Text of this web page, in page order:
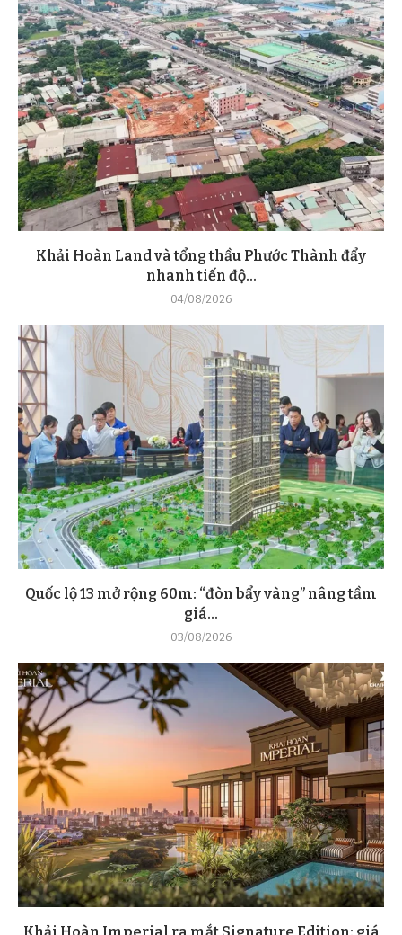
Khải Hoàn Land và tổng thầu Phước Thành đẩy
nhanh tiến độ...
04/08/2026
Quốc lộ 13 mở rộng 60m: “đòn bẩy vàng” nâng tầm
giá...
03/08/2026